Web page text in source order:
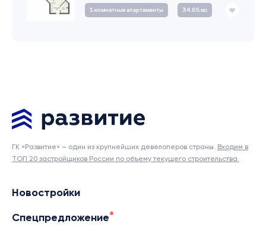
1‑комнатные апартаменты 34.65 м2
ГК «Развитие» – один из крупнейших девелоперов страны. Входим в
ТОП 20 застройщиков России по объему текущего строительства.
Новостройки
Спецпредложение